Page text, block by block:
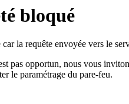
bloqué
la requête envoyée vers le
pas opportun, nous vous
le paramétrage du pare-feu.